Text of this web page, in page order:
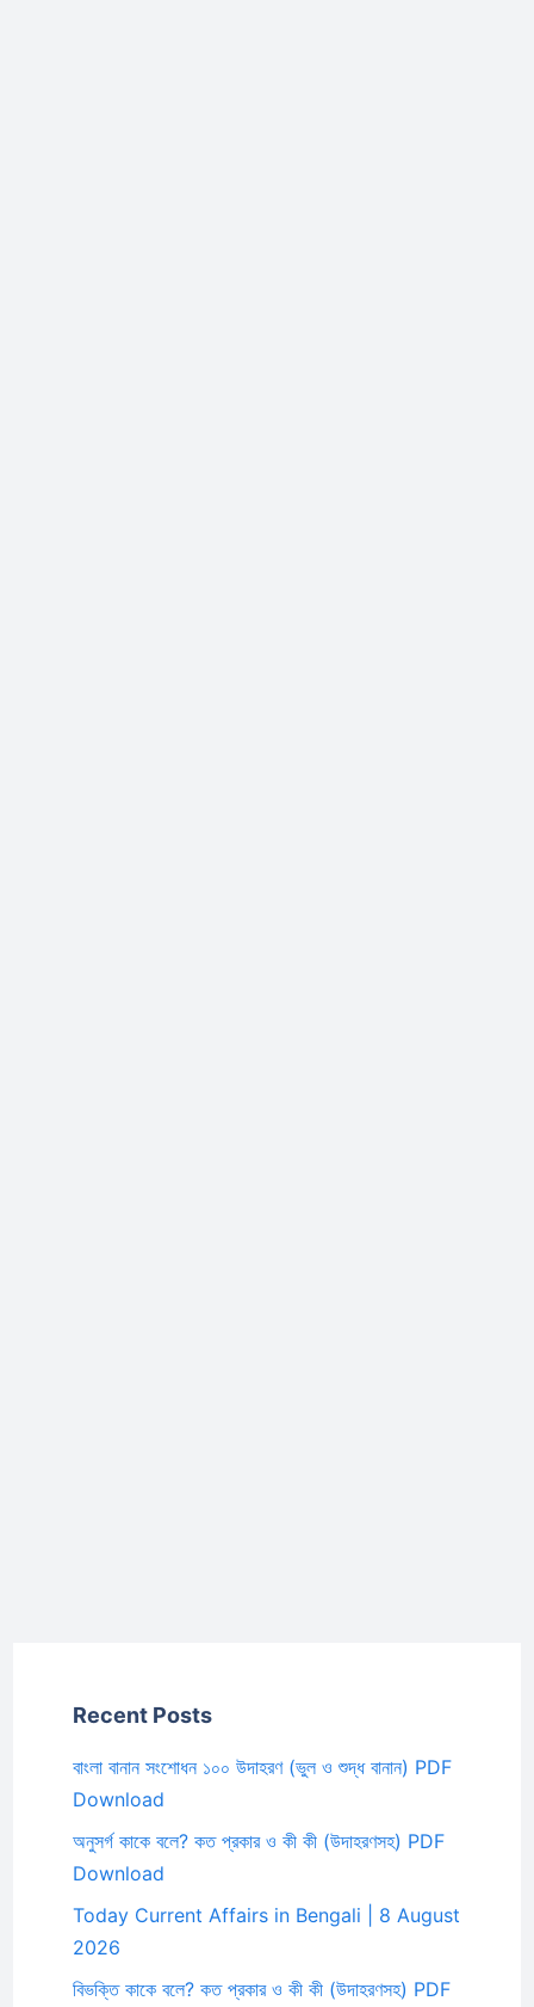
Recent Posts
বাংলা বানান সংশোধন ১০০ উদাহরণ (ভুল ও শুদ্ধ বানান) PDF
Download
অনুসর্গ কাকে বলে? কত প্রকার ও কী কী (উদাহরণসহ) PDF
Download
Today Current Affairs in Bengali | 8 August
2026
বিভক্তি কাকে বলে? কত প্রকার ও কী কী (উদাহরণসহ) PDF